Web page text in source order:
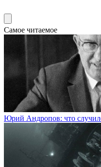
Самое читаемое
Юрий Андропов: что